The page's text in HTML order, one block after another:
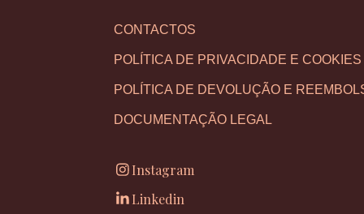
CONTACTOS
POLÍTICA DE PRIVACIDADE E COOKIES
POLÍTICA DE DEVOLUÇÃO E
DOCUMENTAÇÃO LEGAL
Instagram
Linkedin